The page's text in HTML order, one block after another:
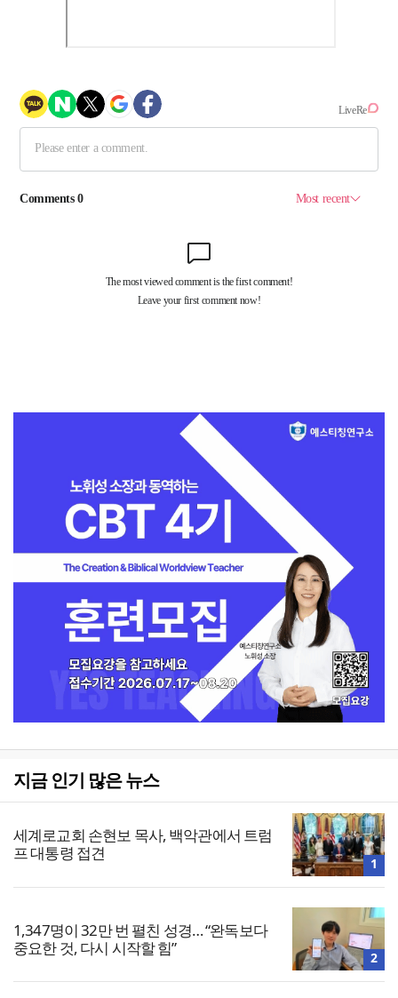
지금 인기 많은 뉴스
세계로교회 손현보 목사, 백악관에서 트럼
프 대통령 접견
1
1,347명이 32만 번 펼친 성경… “완독보다
중요한 것, 다시 시작할 힘”
2